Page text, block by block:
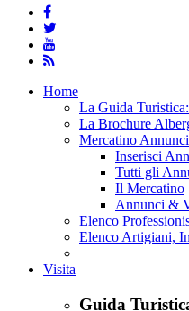
Home
La Guida
La Brochure
Mercatino Annunci
Inserisci
Tutti gli
Il Mercatino
Annunci &
Elenco
Elenco Artigiani,
Visita
Guida